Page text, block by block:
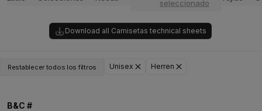
seleccionado
Download all Camisetas technical sheets
Restablecer todos los filtros Unisex Herren
B&C #